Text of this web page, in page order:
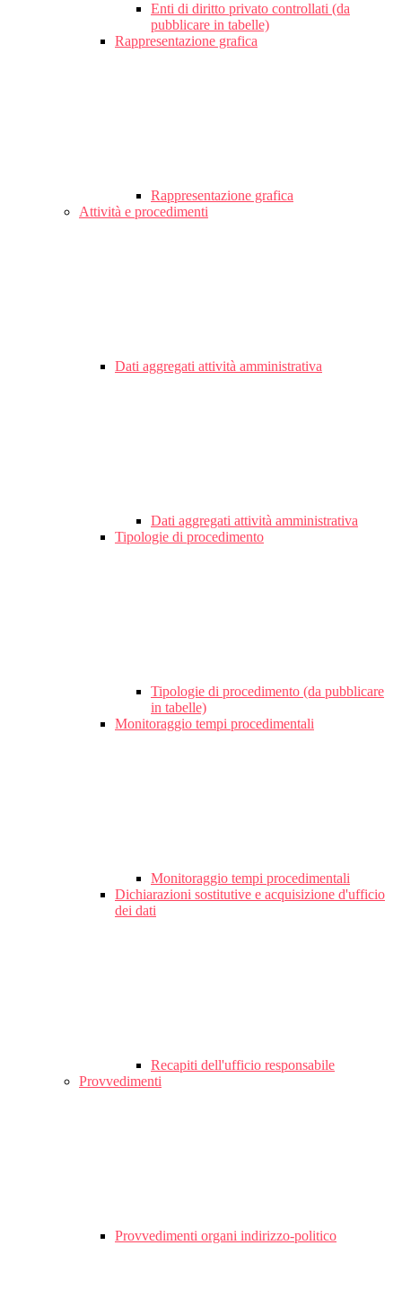
Enti di diritto privato controllati (da
pubblicare in tabelle)
Rappresentazione grafica
Rappresentazione grafica
Attività e procedimenti
Dati aggregati attività amministrativa
Dati aggregati attività amministrativa
Tipologie di procedimento
Tipologie di procedimento (da pubblicare
in tabelle)
Monitoraggio tempi procedimentali
Monitoraggio tempi procedimentali
Dichiarazioni sostitutive e acquisizione d'ufficio
dei dati
Recapiti dell'ufficio responsabile
Provvedimenti
Provvedimenti organi indirizzo-politico